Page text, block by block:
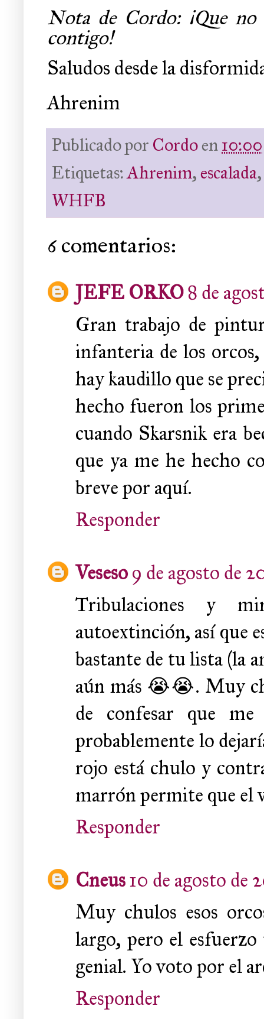
Nota de Cordo: ¡Que
contigo!
Saludos desde la
Ahrenim
Publicado por Cordoen10:00
Etiquetas:Ahrenim,escalada
WHFB
6 comentarios:
JEFE ORKO8 de
Gran trabajo de
infanteria de los
hay kaudillo que se
hecho fueron los
cuando Skarsnik era
que ya me he hecho
breve por aquí.
Responder
Veseso 9 de agosto de
Tribulaciones y
autoextinción, así que
bastante de tu lista (la
aún más 😭😭. Muy
de confesar que
probablemente lo
rojo está chulo y
marrón permite que el
Responder
Cneus10 de agosto de
Muy chulos esos
largo, pero el esfuerzo
genial. Yo voto por el
Responder